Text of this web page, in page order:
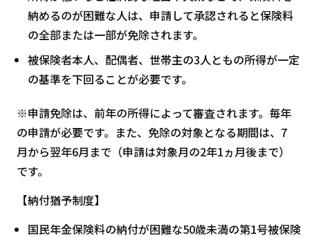
納めるのが困難な人は、申請して承認されると保険料
の全部または一部が免除されます。
被保険者本人、配偶者、世帯主の3人ともの所得が一定
の基準を下回ることが必要です。
※申請免除は、前年の所得によって審査されます。毎年
の申請が必要です。また、免除の対象となる期間は、7
月から翌年6月まで（申請は対象月の2年1ヵ月後まで）
です。
【納付猶予制度】
国民年金保険料の納付が困難な50歳未満の第1号被保険